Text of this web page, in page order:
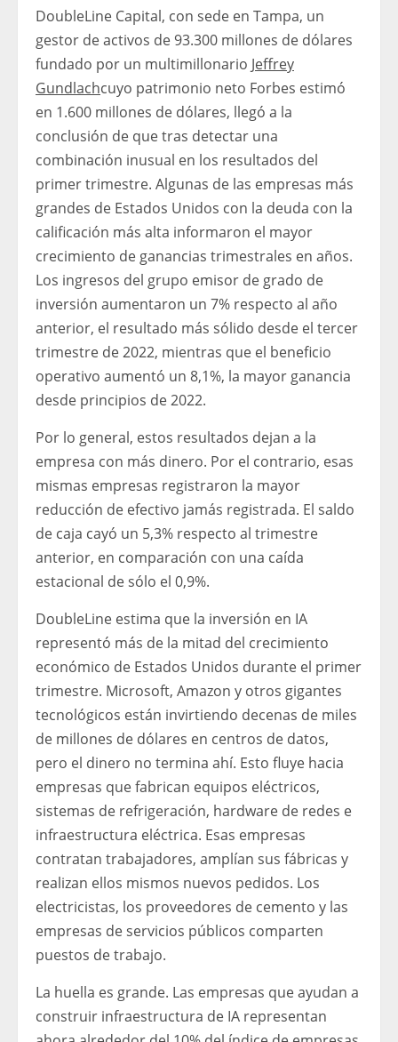
DoubleLine Capital, con sede en Tampa, un
gestor de activos de 93.300 millones de dólares
fundado por un multimillonario Jeffrey
Gundlachcuyo patrimonio neto Forbes estimó
en 1.600 millones de dólares, llegó a la
conclusión de que tras detectar una
combinación inusual en los resultados del
primer trimestre. Algunas de las empresas más
grandes de Estados Unidos con la deuda con la
calificación más alta informaron el mayor
crecimiento de ganancias trimestrales en años.
Los ingresos del grupo emisor de grado de
inversión aumentaron un 7% respecto al año
anterior, el resultado más sólido desde el tercer
trimestre de 2022, mientras que el beneficio
operativo aumentó un 8,1%, la mayor ganancia
desde principios de 2022.
Por lo general, estos resultados dejan a la
empresa con más dinero. Por el contrario, esas
mismas empresas registraron la mayor
reducción de efectivo jamás registrada. El saldo
de caja cayó un 5,3% respecto al trimestre
anterior, en comparación con una caída
estacional de sólo el 0,9%.
DoubleLine estima que la inversión en IA
representó más de la mitad del crecimiento
económico de Estados Unidos durante el primer
trimestre. Microsoft, Amazon y otros gigantes
tecnológicos están invirtiendo decenas de miles
de millones de dólares en centros de datos,
pero el dinero no termina ahí. Esto fluye hacia
empresas que fabrican equipos eléctricos,
sistemas de refrigeración, hardware de redes e
infraestructura eléctrica. Esas empresas
contratan trabajadores, amplían sus fábricas y
realizan ellos mismos nuevos pedidos. Los
electricistas, los proveedores de cemento y las
empresas de servicios públicos comparten
puestos de trabajo.
La huella es grande. Las empresas que ayudan a
construir infraestructura de IA representan